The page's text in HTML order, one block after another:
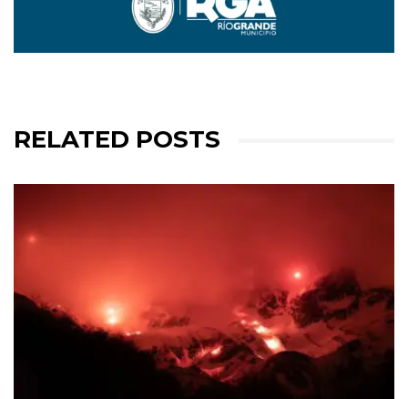
RELATED POSTS